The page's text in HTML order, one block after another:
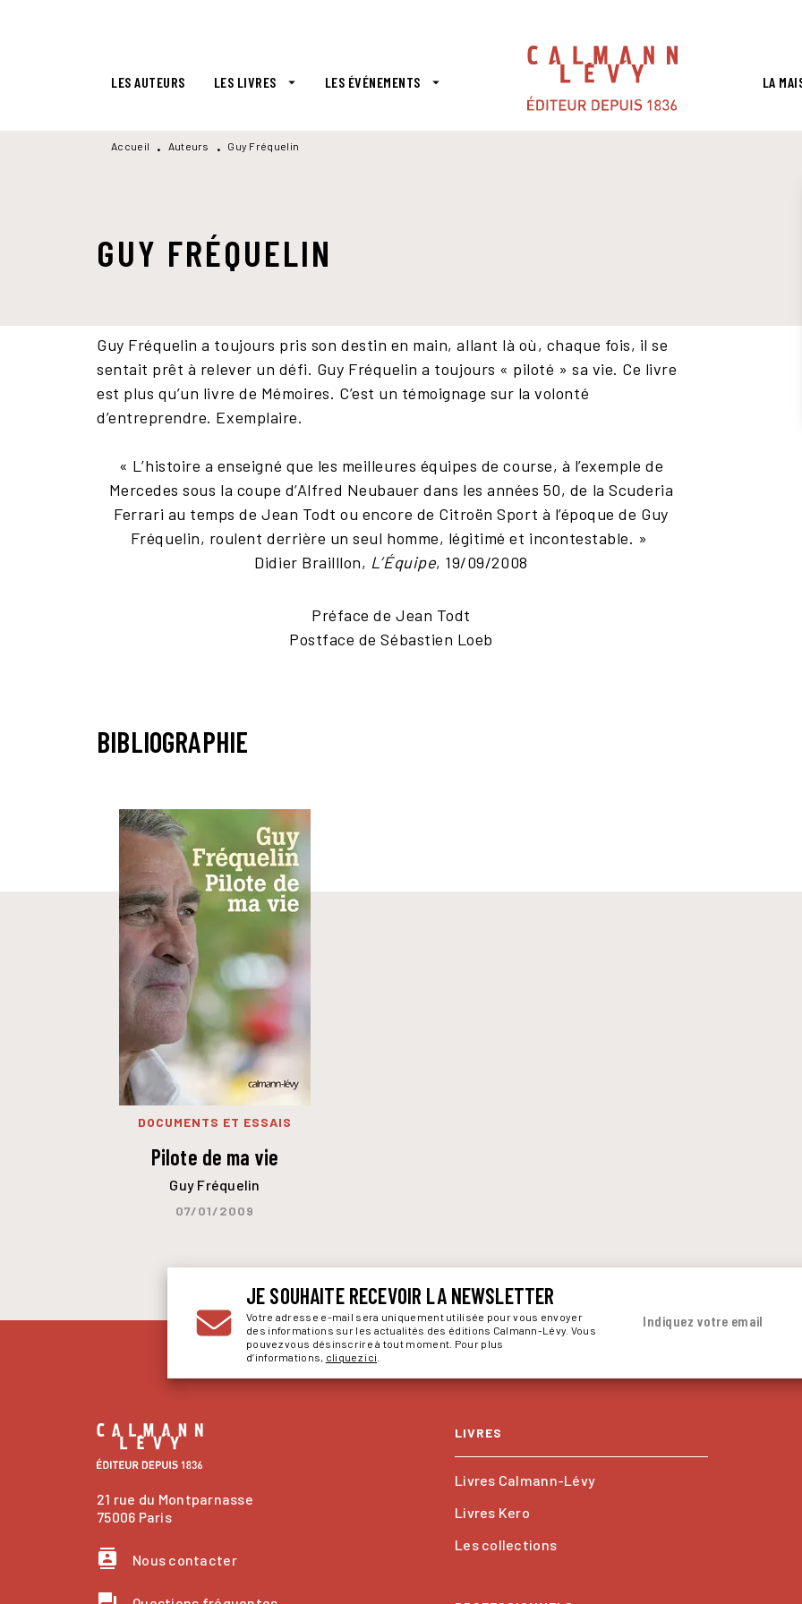
LES AUTEURS LES LIVRES arrow_drop_down LES ÉVÉNEMENTS arrow_drop_down LA
Accueil • Auteurs • Guy Fréquelin
GUY FRÉQUELIN
Guy Fréquelin a toujours pris son destin en main, allant là où, chaque fois, il se
sentait prêt à relever un défi. Guy Fréquelin a toujours « piloté » sa vie. Ce livre
est plus qu’un livre de Mémoires. C’est un témoignage sur la volonté
d’entreprendre. Exemplaire.
« L’histoire a enseigné que les meilleures équipes de course, à l’exemple de
Mercedes sous la coupe d’Alfred Neubauer dans les années 50, de la Scuderia
Ferrari au temps de Jean Todt ou encore de Citroën Sport à l’époque de Guy
Fréquelin, roulent derrière un seul homme, légitimé et incontestable. »
Didier Brailllon, L’Équipe, 19/09/2008
Préface de Jean Todt
Postface de Sébastien Loeb
BIBLIOGRAPHIE
DOCUMENTS ET ESSAIS
Pilote de ma vie
Guy Fréquelin
07/01/2009
JE SOUHAITE RECEVOIR LA NEWSLETTER
Votre adresse e-mail sera uniquement utilisée pour vous envoyer
des informations sur les actualités des éditions Calmann-Lévy. Vous
pouvez vous désinscrire à tout moment. Pour plus
d’informations, cliquez ici
Indiquez votre email
21 rue du Montparnasse
75006 Paris
contacts Nous contacter
LIVRES
Livres Calmann-Lévy
Livres Kero
Les collections